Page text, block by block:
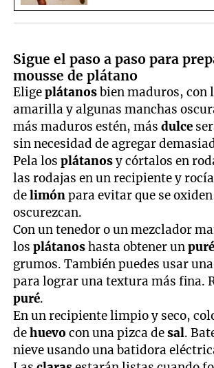
Sigue el paso a paso para
mousse de plátano
Eligeplátanosbien maduros, con
amarilla y algunas manchas
más maduros estén, másdulce
sin necesidad de agregar
Pela losplátanosy córtalos en
las rodajas en un recipiente y
delimónpara evitar que se oxiden
oscurezcan.
Con un tenedor o un mezclador
losplátanoshasta obtener unpuré
grumos. También puedes usar
para lograr una textura más fina.
puré.
En un recipiente limpio y seco,
dehuevocon una pizca desal.
nieve usando una batidora